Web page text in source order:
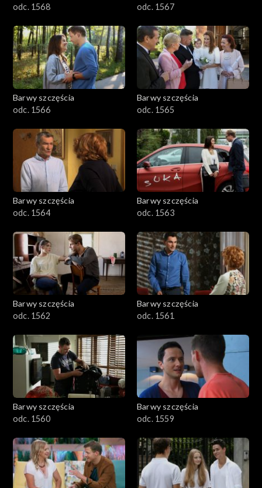
odc. 1568
odc. 1567
Barwy szczęścia
odc. 1566
Barwy szczęścia
odc. 1565
Barwy szczęścia
odc. 1564
Barwy szczęścia
odc. 1563
Barwy szczęścia
odc. 1562
Barwy szczęścia
odc. 1561
Barwy szczęścia
odc. 1560
Barwy szczęścia
odc. 1559